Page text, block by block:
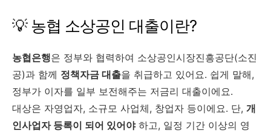
💡 농협 소상공인 대출이란?
농협은행은 정부와 협력하여 소상공인시장진흥공단(소진
공)과 함께 정책자금 대출을 취급하고 있어요. 쉽게 말해,
정부가 이자를 일부 보전해주는 저금리 대출이에요.
대상은 자영업자, 소규모 사업체, 창업자 등이에요. 단, 개
인사업자 등록이 되어 있어야하고, 일정 기간 이상의 영